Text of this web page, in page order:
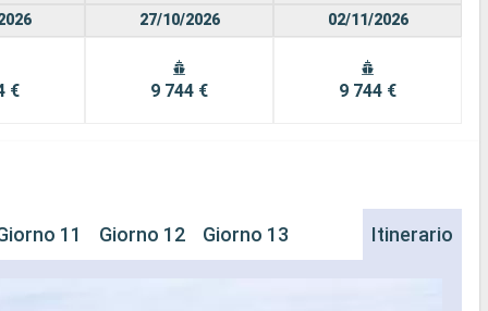
€
27/10/2026
9 744 €
02/11/2026
9 744 €
11 Giorno 12 Giorno 13 Itinerario